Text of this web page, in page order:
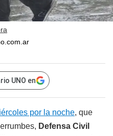
UNO en
por la noche, que
Defensa Civil